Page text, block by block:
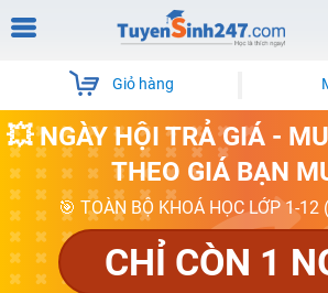
Giỏ hàng
💥 NGÀY HỘI TRẢ GIÁ -
THEO GIÁ BẠN
🎯 TOÀN BỘ KHOÁ HỌC LỚP 1-
CHỈ CÒN 1